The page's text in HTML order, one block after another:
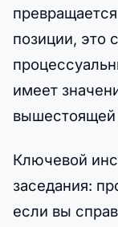
позиции, это
имеет
вышестоящей
Ключевой
заседания:
если вы